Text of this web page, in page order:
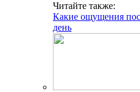
Читайте также:
Какие ощущения
день